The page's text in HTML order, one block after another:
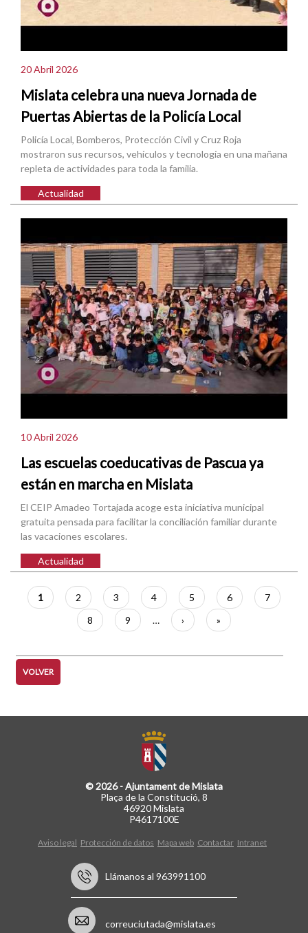
20 Abril 2026
Mislata celebra una nueva Jornada de
Puertas Abiertas de la Policía Local
Policía Local, Bomberos, Protección Civil y Cruz Roja
mostraron sus recursos, vehículos y tecnología en una mañana
repleta de actividades para toda la familia.
Actualidad
10 Abril 2026
Las escuelas coeducativas de Pascua ya
están en marcha en Mislata
El CEIP Amadeo Tortajada acoge esta iniciativa municipal
gratuita pensada para facilitar la conciliación familiar durante
las vacaciones escolares.
Actualidad
Paginación
Página
actual
1 Página
2 Página
3 Página
4 Página
5 Página
6 Página
7
Página
8 Página
9 …
Siguiente
página
›
Última
página
»
VOLVER
© 2026 - Ajuntament de Mislata
Plaça de la Constitució, 8
46920 Mislata
P4617100E
Aviso legal Protección de datos Mapa web Contactar Intranet
Llámanos al 963991100
correuciutada@mislata.es